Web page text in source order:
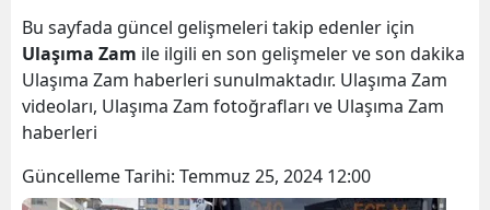
Artvin
Aydın
Balıkesir
Bingöl
Bu sayfada güncel gelişmeleri takip edenler için
Ulaşıma Zam ile ilgili en son gelişmeler ve son dakika
Ulaşıma Zam haberleri sunulmaktadır. Ulaşıma Zam
videoları, Ulaşıma Zam fotoğrafları ve Ulaşıma Zam
haberleri
Güncelleme Tarihi: Temmuz 25, 2024 12:00